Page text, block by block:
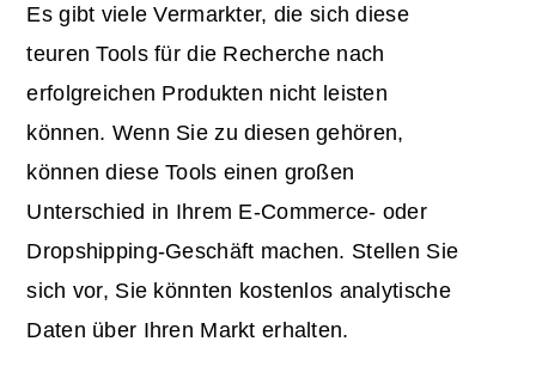
Es gibt viele Vermarkter, die sich diese
teuren Tools für die Recherche nach
erfolgreichen Produkten nicht leisten
können. Wenn Sie zu diesen gehören,
können diese Tools einen großen
Unterschied in Ihrem E-Commerce- oder
Dropshipping-Geschäft machen. Stellen Sie
sich vor, Sie könnten kostenlos analytische
Daten über Ihren Markt erhalten.